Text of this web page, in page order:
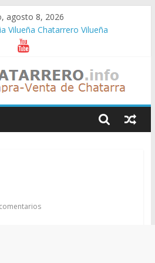
agosto 8, 2026
Vilueña Chatarrero Vilueña
Zuera Chatarrero Zuera
Zaragoza Chatarrero Zaragoza
Zaida Chatarrero Zaida
Vistabella Chatarrero Vistabella